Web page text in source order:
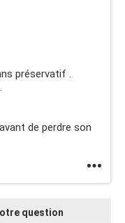
préservatif .
de perdre son
question